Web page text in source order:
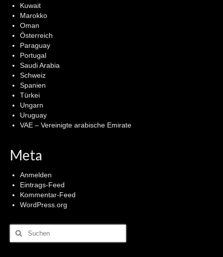
Kuwait
Marokko
Oman
Österreich
Paraguay
Portugal
Saudi Arabia
Schweiz
Spanien
Türkei
Ungarn
Uruguay
VAE – Vereinigte arabische Emirate
Meta
Anmelden
Eintrags-Feed
Kommentar-Feed
WordPress.org
Suchen
nach: